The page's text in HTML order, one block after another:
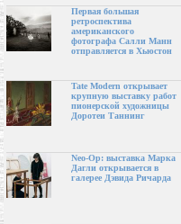
Первая большая
ретроспектива
американского
фотографа Салли Манн
отправляется в Хьюстон
Tate Modern открывает
крупную выставку работ
пионерской художницы
Доротеи Таннинг
Neo-Op: выставка Марка
Дагли открывается в
галерее Дэвида Ричарда